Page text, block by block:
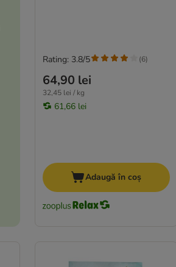
64,90 lei
32,45 lei / kg
61,66 lei
Rating: 3.8/5 (6)
Adaugă în coș